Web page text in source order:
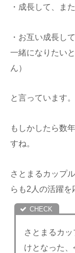
・成長して、ま
・お互い成長し
一緒になりたい
ん）
と言っています。
もしかしたら数
すね。
さとまるカップ
らも2人の活躍を
さとまるカ
けとなった